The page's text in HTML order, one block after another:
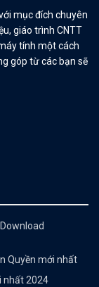
mục đích chuyên
giáo trình CNTT
tính một cách
góp từ các bạn sẽ
Quyền mới nhất
nhất 2024